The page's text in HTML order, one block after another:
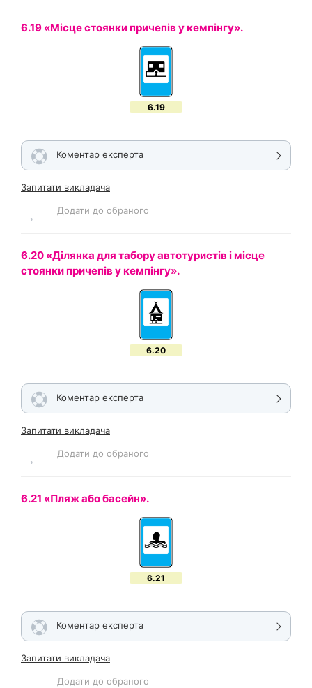
6.19 «Місце стоянки причепів у кемпінгу».
6.19
Коментар експерта
Запитати викладача
Додати до обраного
6.20 «Ділянка для табору автотуристів і місце
стоянки причепів у кемпінгу».
6.20
Коментар експерта
Запитати викладача
Додати до обраного
6.21 «Пляж або басейн».
6.21
Коментар експерта
Запитати викладача
Додати до обраного